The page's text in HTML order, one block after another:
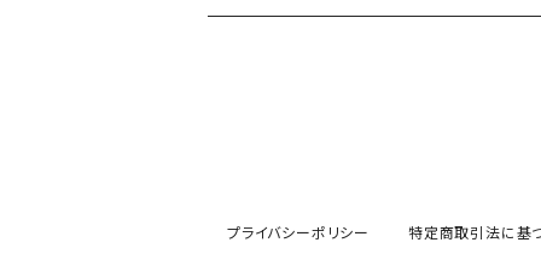
プライバシーポリシー 特定商取引法に基